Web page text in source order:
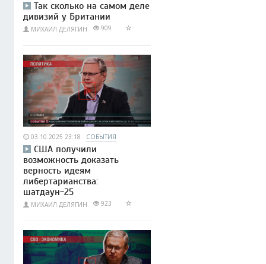
Так сколько на самом деле
дивизий у Британии
МИХАИЛ ДЕЛЯГИН 909
03.10.2025 23:18 СОБЫТИЯ
США получили
возможность доказать
верность идеям
либертарианства:
шатдаун-25
МИХАИЛ ДЕЛЯГИН 923